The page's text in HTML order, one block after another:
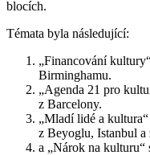
blocích.
Témata byla následující:
„Financování
Birminghamu.
„Agenda 21 pro
z Barcelony.
„Mladí lidé a
z Beyoglu, Istanbul a
a „Nárok na